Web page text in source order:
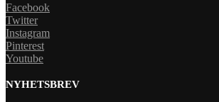
Facebook
Twitter
Instagram
Pinterest
Youtube
NYHETSBREV